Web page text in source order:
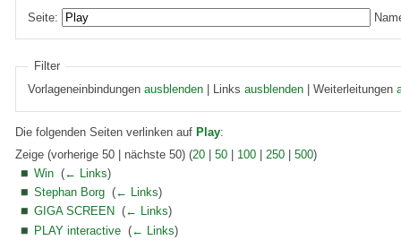
Seite:
Filter
Vorlageneinbindungenausblenden | Linksausblenden | Weiterleitungen
Die folgenden Seiten verlinken auf Play:
Zeige (vorherige 50 | nächste 50) (20 50 100 250 500)
Win ‎(← Links)
Stephan Borg ‎(← Links)
GIGA SCREEN ‎(← Links)
PLAY interactive ‎(← Links)